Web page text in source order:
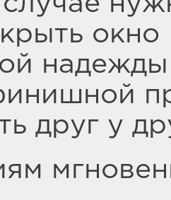
окно
друг у